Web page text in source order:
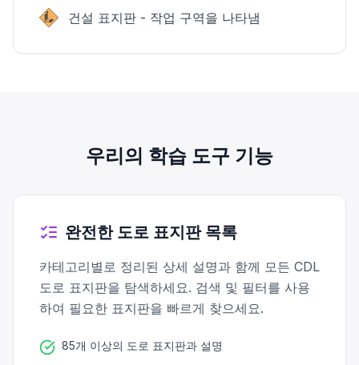
건설 표지판 - 작업 구역을 나타냄
우리의 학습 도구 기능
완전한 도로 표지판 목록
카테고리별로 정리된 상세 설명과 함께 모든 CDL
도로 표지판을 탐색하세요. 검색 및 필터를 사용
하여 필요한 표지판을 빠르게 찾으세요.
85개 이상의 도로 표지판과 설명